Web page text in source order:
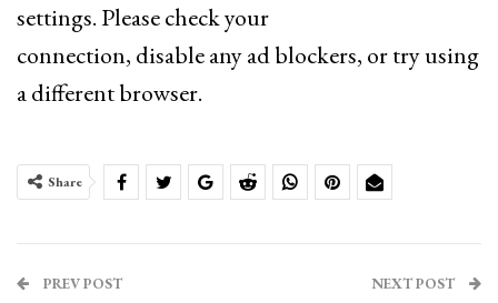
settings. Please check your
connection, disable any ad blockers, or try using
a different browser.
Share
PREV POST NEXT POST